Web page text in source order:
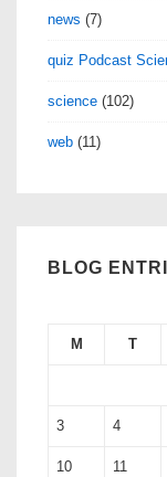
news (7)
quiz Podcast
science (102)
web (11)
BLOG
M
T
3 4
10 11